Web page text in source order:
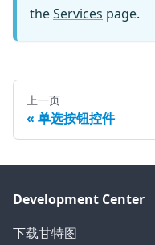
theServices page.
上一页
单选按钮控件
Development Center
下载甘特图